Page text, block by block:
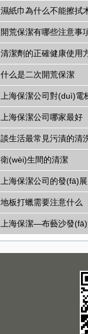
濕紙巾為什么不能擦拭
開荒保潔有哪些注意事
清潔劑的正確健康使用
什么是二次開荒保潔
上海保潔公司對(duì)電
潔標(biāo)準(zhǔn)
上海保潔公司哪家最好
談生活最常見污漬的清
衛(wèi)生間的清潔
上海保潔公司的發(fā)
地板打蠟需要注意什么
上海保潔—布藝沙發